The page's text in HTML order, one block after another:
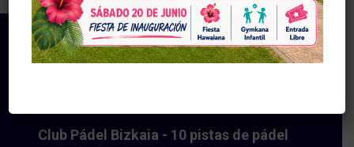
Club Pádel Bizkaia - 10 pistas de pádel